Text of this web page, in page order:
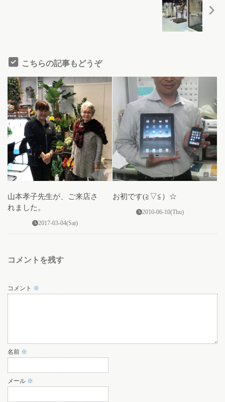
こちらの記事もどうぞ
0
山本孝子先生が、ご来店さ
れました。
2017-03-04(Sat)
0
お初です(≧▽≦）☆
2010-06-10(Thu)
コメントを残す
コメント ※
名前 ※
メール ※